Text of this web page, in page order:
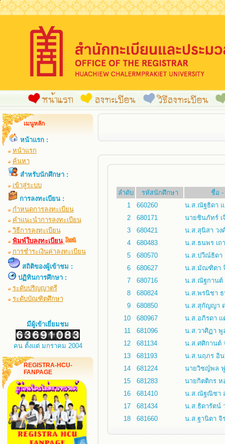
เมนูหลัก
หน้าแรก :
หน้าแรก
ค้นหา
สำหรับนักศึกษา :
เข้าสู่ระบบ
การลงทะเบียน :
กำหนดการลงทะเบียน
คำแนะนำการลงทะเบียน
วิธีการลงทะเบียน
พิมพ์ใบลงทะเบียน
การชำระเงินค่าลงทะเบียน
สถิติของผู้เข้าชม :
ปฏิทินการศึกษา :
ระดับปริญญาตรี
ระดับบัณฑิตศึกษา
มีผู้เข้าเยี่ยมชม
คน ตั้งแต่ มกราคม 2004
REGISTRA-HCU-
FANPAGE
ลำดับ รหัสนักศึกษา
ชื่อ
1
660260
น.ส.ณัฐธิดา แ
2
680171
นายชินภัทร์ เ
3
680421
น.ส.สุนิสา วง
4
680483
น.ส.ธนพร เถ
5
680570
น.ส.ปวีณ์ธิดา
6
680627
น.ส.มัณฑิตา
7
680716
น.ส.ณัฐกานต์
8
680824
น.ส.พรนิชา
9
680850
น.ส.สุกัญญา
10
680967
น.ส.อภิรดา แ
11
681096
น.ส.วาศิฏา พู
12
681134
น.ส.ศศิกานต์
13
681193
น.ส.นฤภร อิ
14
681224
นายวิชญ์พล
15
681283
นายกิตติกร ห
16
681410
น.ส.ณัฐณิชา
17
681434
น.ส.ธิดารัตน์
18
681660 น.ส.ฐานิตา